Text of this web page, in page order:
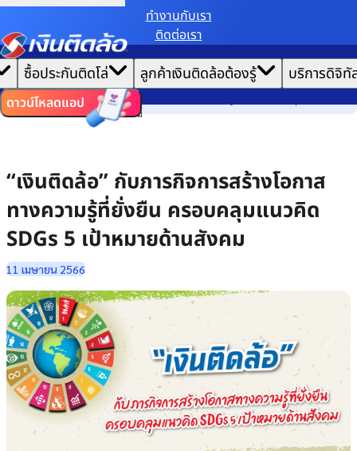
ทํางานกับเรา
ติดต่อเรา
|
ไทย EN
ซื้อประกันติดโล่ ลูกค้าเงินติดล้อต้องรู้ บริการดิจิทั
ดาวน์โหลดแอป
หน้าแรก
เล่าเรื่องวัฒนธรรม
“เงินติดล้อ” กับภารกิจการสร้างโอกาสทางความรู้ที่ยั่งยืน ครอบคลุมแนวคิด
SDGs 5 เป้าหมายด้านสังคม
“เงินติดล้อ” กับภารกิจการสร้างโอกาส
ทางความรู้ที่ยั่งยืน ครอบคลุมแนวคิด
SDGs 5 เป้าหมายด้านสังคม
11 เมษายน 2566
เราขอเก็บข้อมูลตาม นโยบายการใช้คุกกี้ เพื่อมอบประสบการณ์การใช้งานเว็บไซต์ที่ดีที่สุดให้
คุณ
ตั้งค่าคุกกี้ ยอมรับคุกกี้ทั้งหมด